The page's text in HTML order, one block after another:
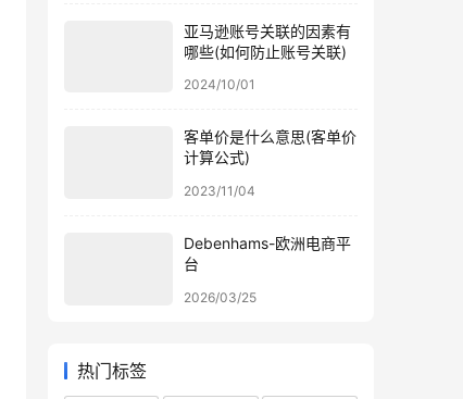
亚马逊账号关联的因素有
哪些(如何防止账号关联)
2024/10/01
客单价是什么意思(客单价
计算公式)
2023/11/04
Debenhams-欧洲电商平
台
2026/03/25
热门标签